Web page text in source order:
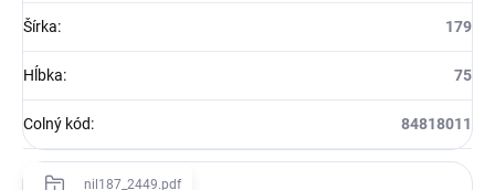
Šírka: 179
Hĺbka: 75
Colný kód: 84818011
nil187_2449.pdf